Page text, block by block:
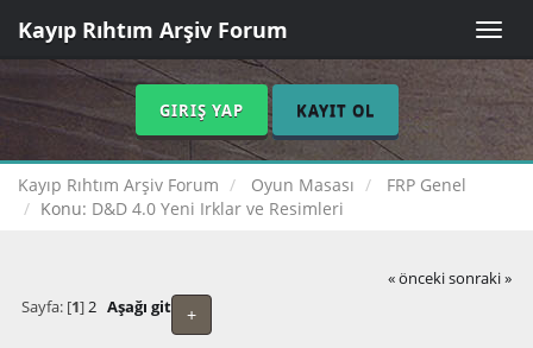
Toggle
Kayıp Rıhtım Arşiv Forum
GIRIŞ YAP KAYIT OL
Kayıp Rıhtım Arşiv Forum Oyun Masası
FRP Genel
Konu: D&D 4.0 Yeni Irklar ve Resimleri
« önceki sonraki »
+
Sayfa: [1]2 Aşağı git